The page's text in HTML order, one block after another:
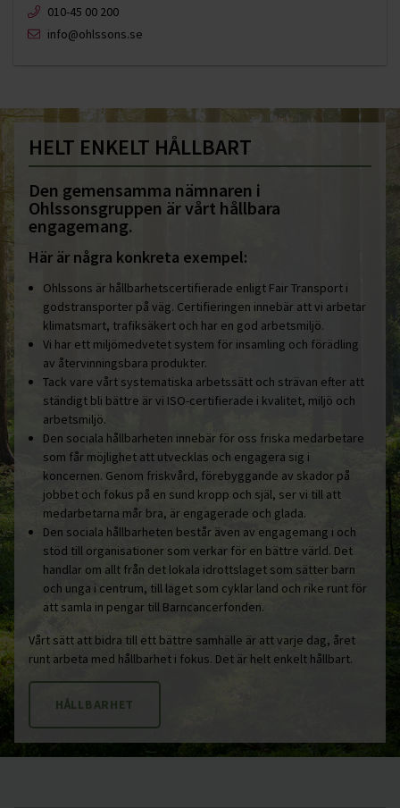
010-45 00 200​
info@ohlssons.se
HELT ENKELT HÅLLBART
Den gemensamma nämnaren i
Ohlssonsgruppen är vårt hållbara
engagemang.
Här är några konkreta exempel:
Ohlssons är hållbarhetscertifierade enligt Fair Transport i
godstransporter på väg. Certifieringen innebär att vi arbetar
klimatsmart, trafiksäkert och har en god arbetsmiljö.
Vi har ett miljömedvetet system för insamling och förädling
av återvinningsbara produkter.
Tack vare vårt systematiska arbetssätt och strävan efter att
ständigt bli bättre är vi ISO-certifierade i kvalitet, miljö och
arbetsmiljö.
Den sociala hållbarheten innebär för oss friska medarbetare
som får möjlighet att utvecklas och engagera sig i
koncernen. Genom friskvård, förebyggande av skador på
jobbet och fokus på en sund kropp och själ, ser vi till att
medarbetarna mår bra, är engagerade och glada.
Den sociala hållbarheten består även av engagemang i och
stöd till organisationer som verkar för en bättre värld. Det
handlar om allt från det lokala idrottslaget som sätter barn
och unga i centrum, till laget som cyklar land och rike runt för
att samla in pengar till Barncancerfonden.
Vårt sätt att bidra till ett bättre samhälle är att varje dag, året
runt arbeta med hållbarhet i fokus. Det är helt enkelt hållbart.
HÅLLBARHET